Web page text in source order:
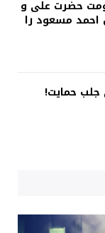
حضرت علی و
احمد مسعود را
جلب حمایت!